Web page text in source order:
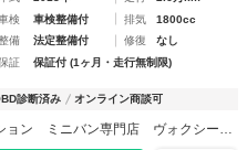
検
車検整備付 排気
1800cc
備
法定整備付 修復
なし
証
保証付 (1ヶ月・走行無制限)
診断済み オンライン商談可
ネクストイノベーション ミニバン専門店 ヴォクシー・ノア・アルファード・ヴェルファイア専門店